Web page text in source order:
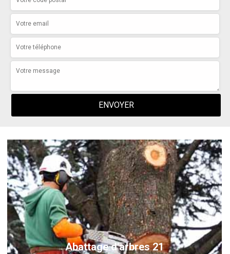
Abattage d'arbres 21